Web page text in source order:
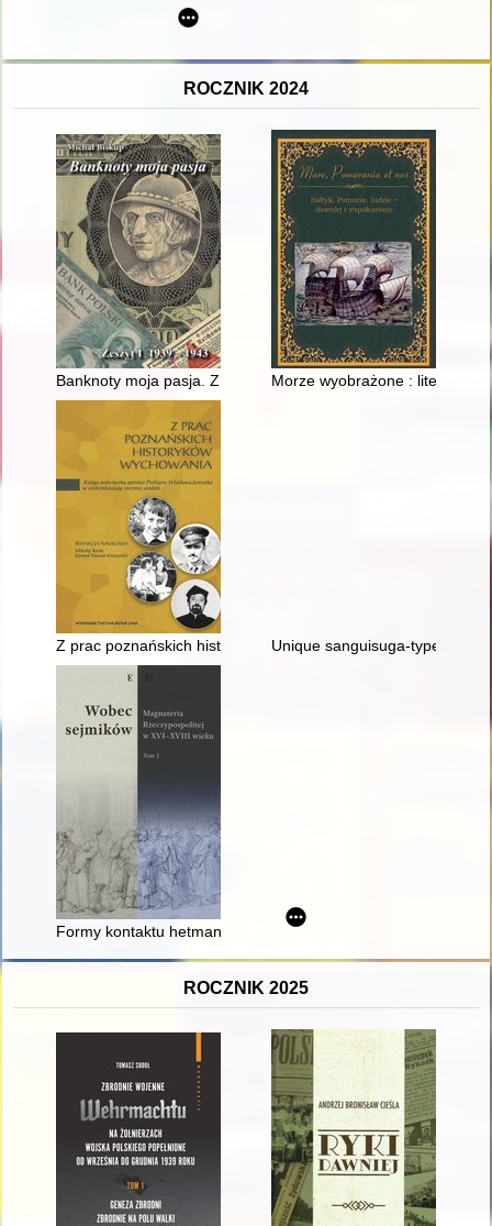
ROCZNIK 2024
Banknoty moja pasja. Z. 1, Morze wyobrażone : literackie
Z prac poznańskich historyków wychowania : księga
Unique sanguisuga-type
Formy kontaktu hetmana koronnego ze szlachtą w czasie
ROCZNIK 2025